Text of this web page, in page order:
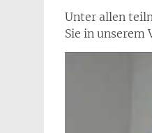
Unter allen
Sie in unserem